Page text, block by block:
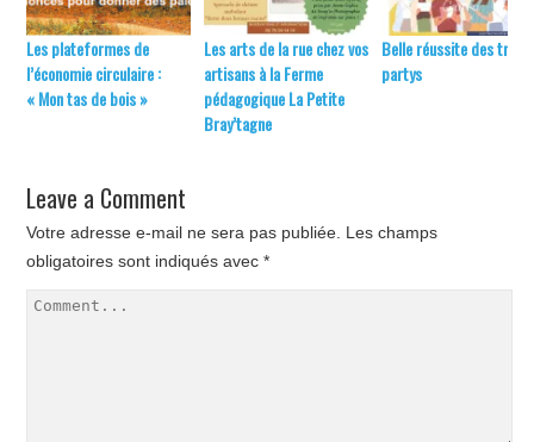
Les plateformes de
l’économie circulaire :
« Mon tas de bois »
Les arts de la rue chez vos
artisans à la Ferme
pédagogique La Petite
Bray’tagne
Belle réussite des troc-
partys
Leave a Comment
Votre adresse e-mail ne sera pas publiée. Les champs
obligatoires sont indiqués avec*